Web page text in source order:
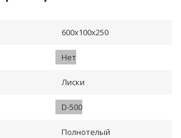
600х100х250
Нет
Лиски
D-500
Полнотелый